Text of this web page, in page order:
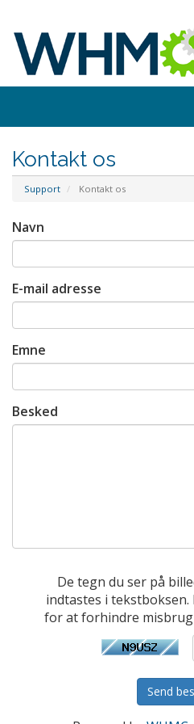
Kontakt os
Support Kontakt os
Navn
E-mail adresse
Emne
Besked
De tegn du ser på
indtastes i
for at forhindre
Send